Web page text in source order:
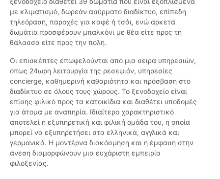
με κλιματισμό, δωρεάν ασύρματο διαδίκτυο, επίπεδη
τηλεόραση, παροχές για καφέ ή τσάι, ενώ αρκετά
δωμάτια προσφέρουν μπαλκόνι με θέα είτε προς τη
θάλασσα είτε προς την πόλη.
Οι επισκέπτες επωφελούνται από μια σειρά υπηρεσιών,
όπως 24ωρη λειτουργία της ρεσεψιόν, υπηρεσίες
concierge, καθημερινή καθαριότητα και πρόσβαση στο
διαδίκτυο σε όλους τους χώρους. Το ξενοδοχείο είναι
επίσης φιλικό προς τα κατοικίδια και διαθέτει υποδομές
για άτομα με αναπηρία. Ιδιαίτερο χαρακτηριστικό
αποτελεί η εξυπηρετική και φιλική ομάδα του, η οποία
μπορεί να εξυπηρετήσει στα ελληνικά, αγγλικά και
γερμανικά. Η μοντέρνα διακόσμηση και η έμφαση στην
άνεση διαμορφώνουν μια ευχάριστη εμπειρία
φιλοξενίας.